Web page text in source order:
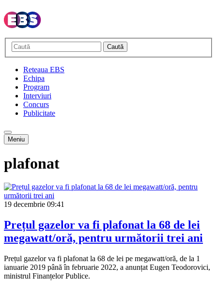
Caută
Reteaua EBS
Echipa
Program
Interviuri
Concurs
Publicitate
Meniu
plafonat
19 decembrie 09:41
Prețul gazelor va fi plafonat la 68 de lei
megawatt/oră, pentru următorii trei ani
Prețul gazelor va fi plafonat la 68 de lei pe megawatt/oră, de la 1
ianuarie 2019 până în februarie 2022, a anunțat Eugen Teodorovici,
ministrul Finanțelor Publice.